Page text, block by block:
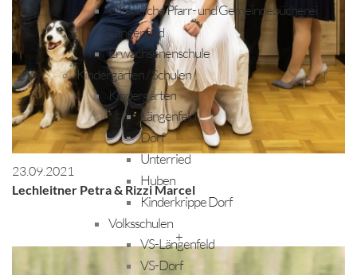
Öffentliche Pfarr- und Gemeindebücherei
Längenfeld
Erwachsenenschule
Kindergärten / Schulen
Kindergärten
Längenfeld
Dorf
Unterried
Huben
Kinderkrippe Dorf
Volksschulen
VS-Längenfeld
VS-Dorf
23.09.2021
Lechleitner Petra & Rizzi Marcel
+